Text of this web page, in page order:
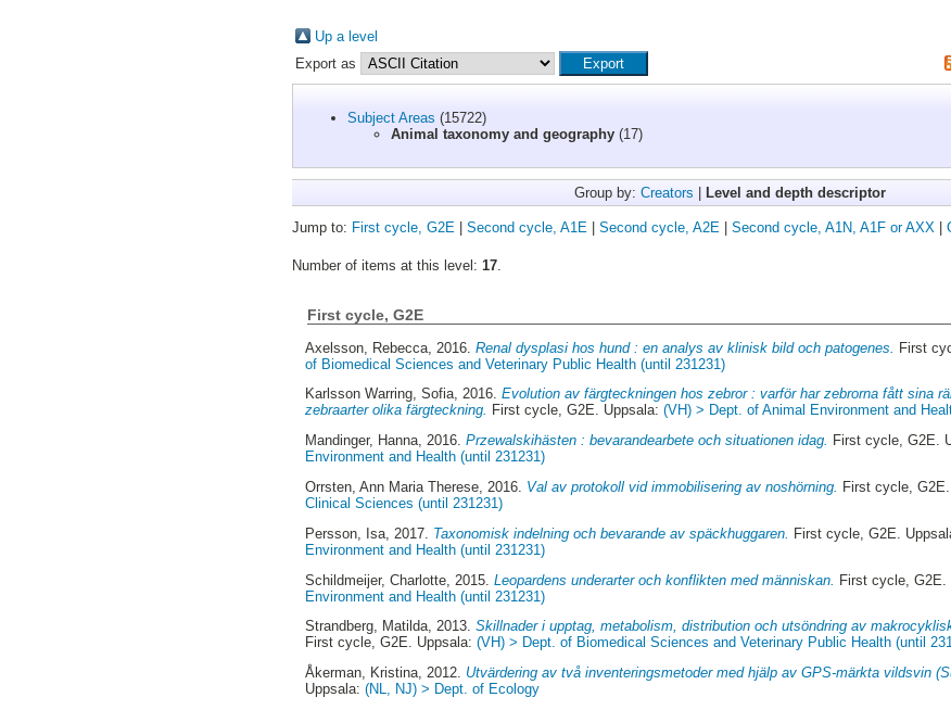
Up a level
Export as
Subject Areas (15722)
Animal taxonomy and geography(17)
Group by: Creators | Level and depth descriptor
Jump to: First cycle, G2E | Second cycle, A1E | Second cycle, A2E | Second cycle, A1N, A1F or AXX |
Number of items at this level: 17.
First cycle, G2E
Axelsson, Rebecca , 2016.Renal dysplasi hos hund : en analys av klinisk bild och patogenes. First
of Biomedical Sciences and Veterinary Public Health (until 231231)
Karlsson Warring, Sofia, 2016.Evolution av färgteckningen hos zebror : varför har zebrorna fått sina
zebraarter olika färgteckning. First cycle, G2E. Uppsala:(VH) > Dept. of Animal Environment and
Mandinger, Hanna, 2016.Przewalskihästen : bevarandearbete och situationen idag. First cycle, G2E.
Environment and Health (until 231231)
Orrsten, Ann Maria Therese, 2016. Val av protokoll vid immobilisering av noshörning. First cycle,
Clinical Sciences (until 231231)
Persson, Isa , 2017. Taxonomisk indelning och bevarande av späckhuggaren. First cycle, G2E.
Environment and Health (until 231231)
Schildmeijer, Charlotte , 2015.Leopardens underarter och konflikten med människan. First cycle,
Environment and Health (until 231231)
Strandberg, Matilda, 2013.Skillnader i upptag, metabolism, distribution och utsöndring av
First cycle, G2E. Uppsala:(VH) > Dept. of Biomedical Sciences and Veterinary Public Health (until
Åkerman, Kristina, 2012. Utvärdering av två inventeringsmetoder med hjälp av GPS-märkta vildsvin
Uppsala:(NL, NJ) > Dept. of Ecology